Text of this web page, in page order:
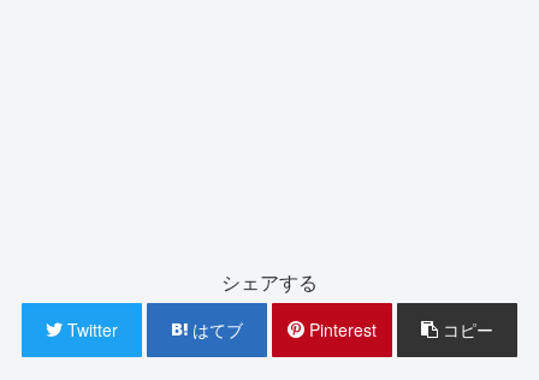
シェアする
Twitter はてブ Pinterest コピー